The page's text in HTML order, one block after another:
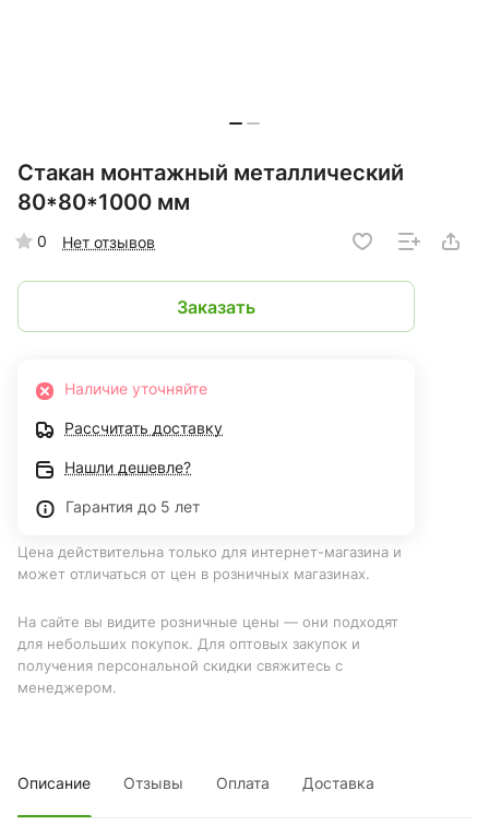
Стакан монтажный металлический
80*80*1000 мм
0 Нет отзывов
Заказать
Наличие уточняйте
Рассчитать доставку
Нашли дешевле?
Гарантия до 5 лет
Цена действительна только для интернет-магазина и
может отличаться от цен в розничных магазинах.
На сайте вы видите розничные цены — они подходят
для небольших покупок. Для оптовых закупок и
получения персональной скидки свяжитесь с
менеджером.
Описание Отзывы Оплата Доставка